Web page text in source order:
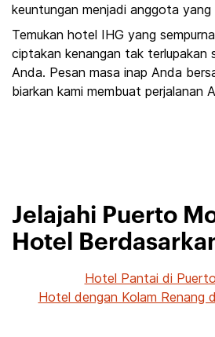
keuntungan menjadi anggota yang
Temukan hotel IHG yang
ciptakan kenangan tak terlupakan
Anda. Pesan masa inap Anda
biarkan kami membuat perjalanan
Jelajahi Puerto
Hotel
Hotel Pantai di
Hotel dengan Kolam Renang